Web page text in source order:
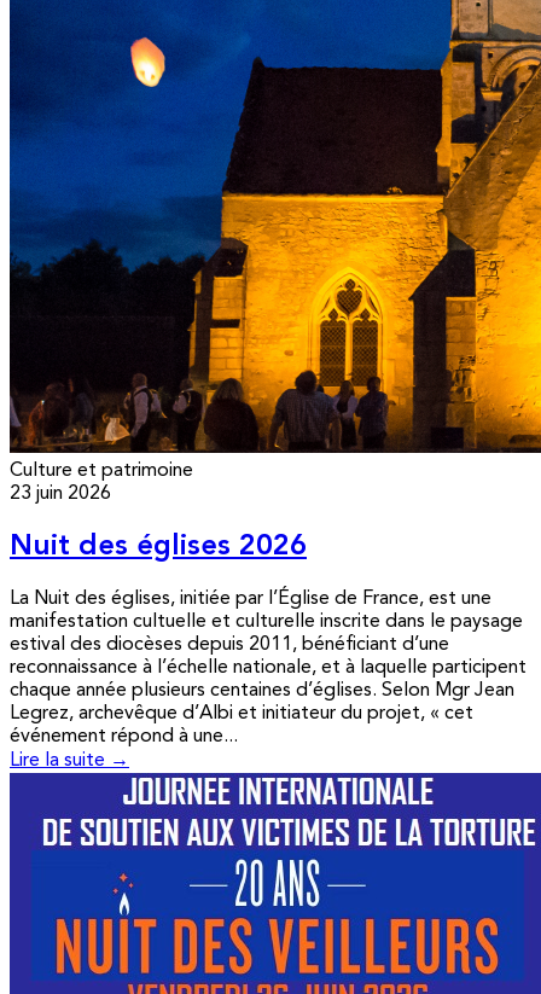
Culture et patrimoine
23 juin 2026
Nuit des églises 2026
La Nuit des églises, initiée par l’Église de France, est une
manifestation cultuelle et culturelle inscrite dans le paysage
estival des diocèses depuis 2011, bénéficiant d’une
reconnaissance à l’échelle nationale, et à laquelle participent
chaque année plusieurs centaines d’églises. Selon Mgr Jean
Legrez, archevêque d’Albi et initiateur du projet, « cet
événement répond à une...
Lire la suite →